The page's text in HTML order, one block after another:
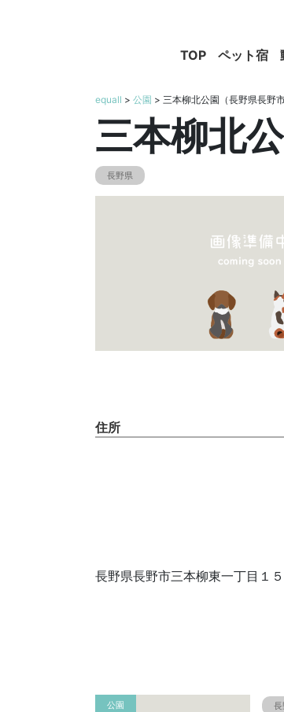
TOP ペット宿
equall > 公園 > 三本柳北公園（長野県長野市
三本柳北
長野県
住所
長野県長野市三本柳東一丁目１
公園 長